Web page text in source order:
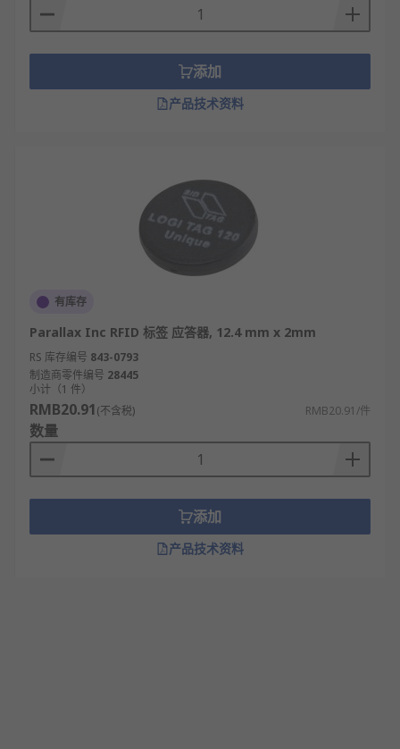
添加
产品技术资料
有库存
Parallax Inc RFID 标签 应答器, 12.4 mm x 2mm
RS 库存编号 843-0793
制造商零件编号 28445
小计（1 件）
RMB20.91(不含税) RMB20.91/件
数量
添加
产品技术资料